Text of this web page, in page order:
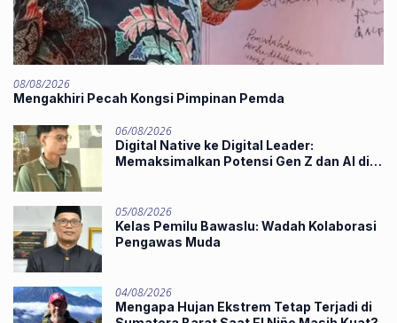
08/08/2026
Mengakhiri Pecah Kongsi Pimpinan Pemda
06/08/2026
Digital Native ke Digital Leader:
Memaksimalkan Potensi Gen Z dan AI di
05/08/2026
Kelas Pemilu Bawaslu: Wadah Kolaborasi
Pengawas Muda
04/08/2026
Mengapa Hujan Ekstrem Tetap Terjadi di